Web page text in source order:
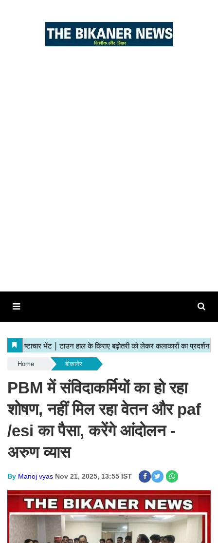
Home बीकानेर
PBM में संविदाकर्मियों का हो रहा
शोषण, नहीं मिल रहा वेतन और paf
/esi का पैसा, करेंगे आंदोलन -
अरुण व्यास
By Manoj vyas Nov 21, 2025, 13:55 IST